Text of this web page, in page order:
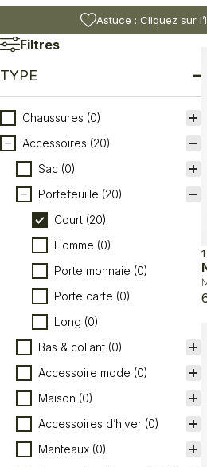
Astuce : Cliquez sur
Filtres
TYPE
TypeChaussures (0)
Accessoires (20)
Sac (0)
Portefeuille (20)
Court (20)
Homme (0)
Porte monnaie (0)
Porte carte (0)
Long (0)
Bas & collant (0)
Accessoire mode (0)
Maison (0)
Accessoires d’hiver (0)
Manteaux (0)